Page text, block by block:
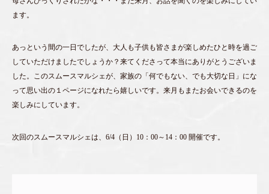
ます。
あっという間の一日でしたが、大人も子供も皆さまが楽しめたひと時を過ご
していただけましたでしょうか？来てくださって本当にありがとうございま
した。このスムースマルシェが、家族の「何でもない、でも大切な日」にな
って思い出の１ページになれたら嬉しいです。来月もまたお会いできるのを
楽しみにしています。
次回のスムースマルシェは、6/4（日）10：00～14：00 開催です。